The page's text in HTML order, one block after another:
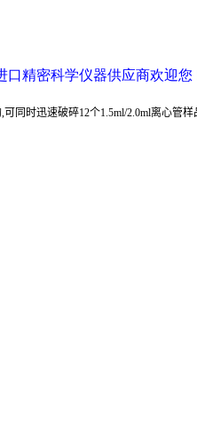
口精密科学仪器供应商欢迎您
同时迅速破碎12个1.5ml/2.0ml离心管